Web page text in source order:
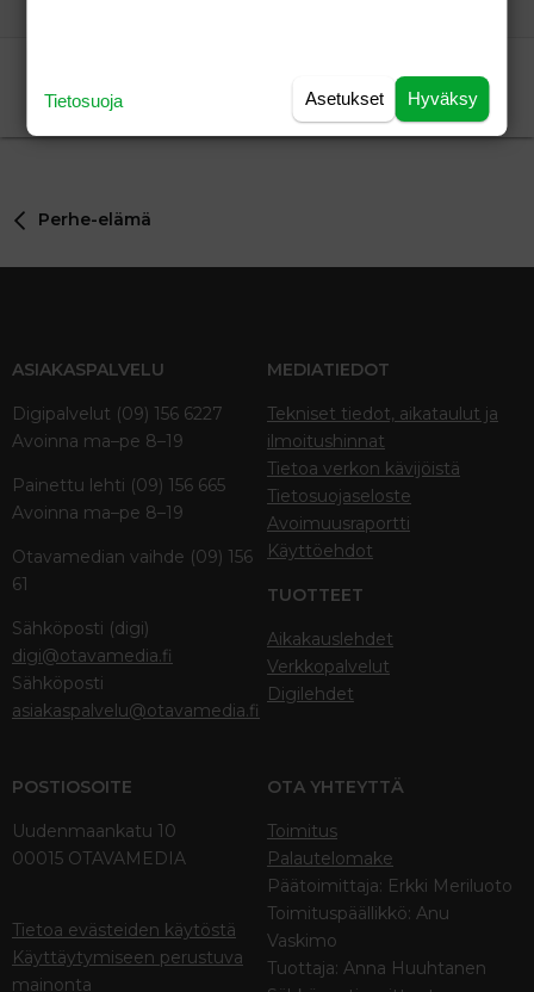
-mamma78-
15
Perhe-elämä
21.01.2005
Perhe-elämä
ASIAKASPALVELU
Digipalvelut (09) 156 6227
Avoinna ma–pe 8–19
Painettu lehti (09) 156 665
Avoinna ma–pe 8–19
Otavamedian vaihde (09) 156
61
Sähköposti (digi)
digi@otavamedia.fi
Sähköposti
asiakaspalvelu@otavamedia.fi
MEDIATIEDOT
Tekniset tiedot, aikataulut ja
ilmoitushinnat
Tietoa verkon kävijöistä
Tietosuojaseloste
Avoimuusraportti
Käyttöehdot
TUOTTEET
Aikakauslehdet
Verkkopalvelut
Digilehdet
POSTIOSOITE
Uudenmaankatu 10
00015 OTAVAMEDIA
Tietoa evästeiden käytöstä
Käyttäytymiseen perustuva
mainonta
OTA YHTEYTTÄ
Toimitus
Palautelomake
Päätoimittaja: Erkki Meriluoto
Toimituspäällikkö: Anu
Vaskimo
Tuottaja: Anna Huuhtanen
Hyväksy
Asetukset
Tietosuoja